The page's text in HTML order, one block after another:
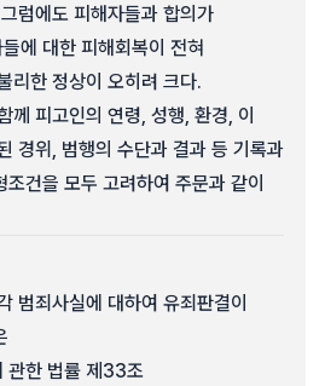
럼에도 피해자들과 합의가
에 대한 피해회복이 전혀
리한 정상이 오히려 크다.
께 피고인의 연령, 성행, 환경, 이
경위, 범행의 수단과 결과 등 기록과
건을 모두 고려하여 주문과 같이
범죄사실에 대하여 유죄판결이
관한 법률 제33조